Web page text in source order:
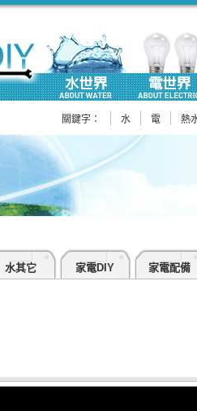
關鍵字： 水 電 熱
水其它 家電DIY 家電配備